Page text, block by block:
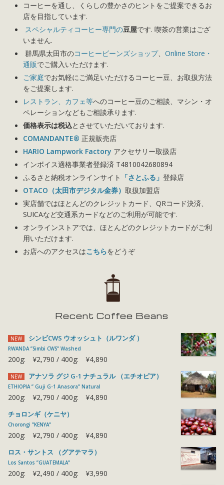
コーヒーを通し、くらしの豊かさのヒントをご提案できるお
店を目指しています.
スペシャルティコーヒー専門の豆屋です. 喫茶の営業はござ
いません.
群馬県太田市のコーヒービーンズショップ、 Online Store・
通販でご購入いただけます.
ご家庭でお気軽にご満足いただけるコーヒー豆、お取扱方法
をご提案します.
レストラン、カフェ等へのコーヒー豆のご相談、マシン・オ
ペレーションなどもご相談承ります.
価格表示は税込とさせていただいております.
COMANDANTE® 正規販売店
HARIO Lampwork Factory アクセサリー取扱店
インボイス適格事業者登録済 T4810042680894
ふるさと納税オンラインサイト 「さとふる」 登録店
OTACO（太田市デジタル金券） 取扱加盟店
実店舗ではほとんどのクレジットカード、QRコード決済、
SUICAなど交通系カードなどのご利用が可能です.
オンラインストアでは、ほとんどのクレジットカードがご利
用いただけます.
お店へのアクセスはこちらをどうぞ
Recent Coffee Beans
NEW シンビCWS ウオッシュト（ルワンダ ）
RWANDA ”Simbi CWS” Washed
200g: ¥2,790 400g: ¥4,890
NEW アナソラ グジ G-1 ナチュラル （エチオピア）
ETHIOPIA ” Guji G-1 Anasora” Natural
200g: ¥2,790 400g: ¥4,890
チョロンギ（ケニヤ）
Chorongi ”KENYA”
200g: ¥2,790 400g: ¥4,890
ロス・サントス （グアテマラ）
Los Santos ”GUATEMALA”
200g: ¥2,490 400g: ¥3,990